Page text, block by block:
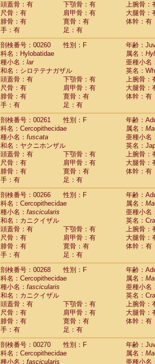
頭蓋骨：有
下顎骨：有
上腕骨：
尺骨：有
肩甲骨：有
大腿骨：
腓骨：有
寛骨：有
体幹：有
手：有
足：有
剖検番号：00260
性別：F
年齢：
科名：Hylobatidae
属名：
種小名： lar
亜種小名
和名：シロテテナガザル
英名：
頭蓋骨：有
下顎骨：有
上腕骨：
尺骨：有
肩甲骨：有
大腿骨：
腓骨：有
寛骨：有
体幹：有
手：有
足：有
剖検番号：00261
性別：F
年齢：
科名：Cercopithecidae
属名：
種小名： fuscata
亜種小名
和名：ヤクニホンザル
英名：
頭蓋骨：有
下顎骨：有
上腕骨：
尺骨：有
肩甲骨：有
大腿骨：
腓骨：有
寛骨：有
体幹：有
手：有
足：有
剖検番号：00266
性別：F
年齢：
科名：Cercopithecidae
属名：
種小名： fascicularis
亜種小名
和名：カニクイザル
英名：
頭蓋骨：有
下顎骨：有
上腕骨：
尺骨：有
肩甲骨：有
大腿骨：
腓骨：有
寛骨：有
体幹：有
手：有
足：有
剖検番号：00268
性別：F
年齢：
科名：Cercopithecidae
属名：
種小名： fascicularis
亜種小名
和名：カニクイザル
英名：
頭蓋骨：有
下顎骨：有
上腕骨：
尺骨：有
肩甲骨：有
大腿骨：
腓骨：有
寛骨：有
体幹：有
手：有
足：有
剖検番号：00270
性別：F
年齢：
科名：Cercopithecidae
属名：
種小名： fascicularis 亜種小名